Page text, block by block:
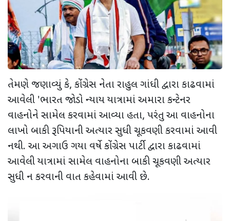
તેમણે જણાવ્યું કે, કોંગ્રેસ નેતા રાહુલ ગાંધી દ્વારા કાઢવામાં
આવેલી 'ભારત જોડો ન્યાય યાત્રામાં અમારા કન્ટેનર
વાહનોને સામેલ કરવામાં આવ્યા હતા, પરંતુ આ વાહનોના
લાખો બાકી રૂપિયાની અત્યાર સુધી ચૂકવણી કરવામાં આવી
નથી. આ અગાઉ ગયા વર્ષે કોંગ્રેસ પાર્ટી દ્વારા કાઢવામાં
આવેલી યાત્રામાં સામેલ વાહનોના બાકી ચૂકવણી અત્યાર
સુધી ન કરવાની વાત કહેવામાં આવી છે.